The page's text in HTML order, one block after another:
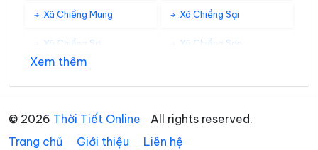
Xã Chiềng Mung Xã Chiềng Sại
Xã Chiềng Sơ Xã Chiềng Sơn
Xã Kim Bon
Xem thêm
© 2026 Thời Tiết Online
All rights reserved.
Trang chủ
Giới thiệu
Liên hệ